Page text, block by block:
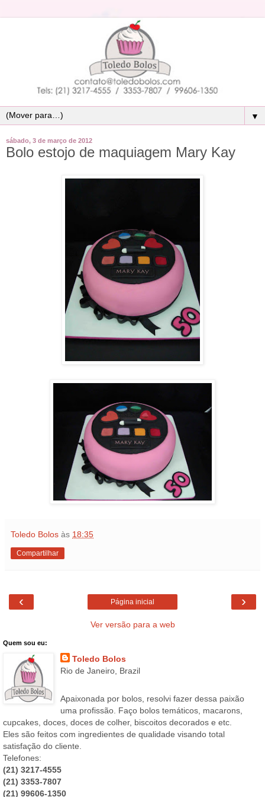
▼
sábado, 3 de março de 2012
Bolo estojo de maquiagem Mary Kay
Toledo Bolos às 18:35
Compartilhar
‹ ›
Página inicial
Ver versão para a web
Quem sou eu:
Toledo Bolos
Rio de Janeiro, Brazil
Apaixonada por bolos, resolvi fazer dessa paixão
uma profissão. Faço bolos temáticos, macarons,
cupcakes, doces, doces de colher, biscoitos decorados e etc.
Eles são feitos com ingredientes de qualidade visando total
satisfação do cliente.
Telefones:
(21) 3217-4555
(21) 3353-7807
(21) 99606-1350